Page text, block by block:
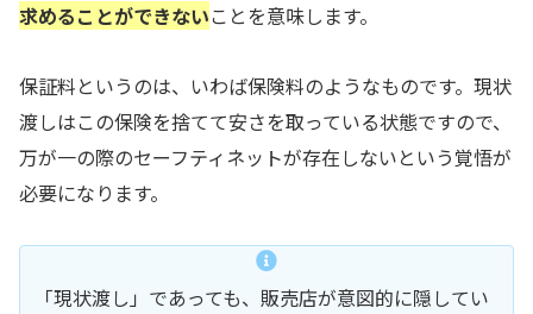
求めることができないことを意味します。
保証料というのは、いわば保険料のようなものです。現状
渡しはこの保険を捨てて安さを取っている状態ですので、
万が一の際のセーフティネットが存在しないという覚悟が
必要になります。
「現状渡し」であっても、販売店が意図的に隠してい